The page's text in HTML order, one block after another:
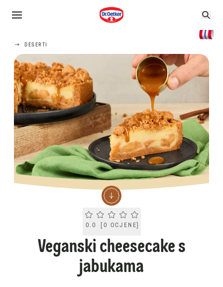
DESERTI
Current rating 0.0. Click to rate.
0.0 0 OCJENE
Veganski cheesecake s
jabukama